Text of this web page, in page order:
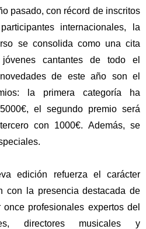
pasado, con récord de inscritos
internacionales,
la
se consolida como una cita
cantantes de todo el
de este año son el
la primera categoría ha
el segundo premio será
con 1000€. Además, se
edición refuerza el carácter
con la presencia destacada de
once profesionales expertos del
directores musicales y